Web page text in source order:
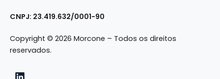
CNPJ: 23.419.632/0001-90
Copyright © 2026 Morcone – Todos os direitos
reservados.